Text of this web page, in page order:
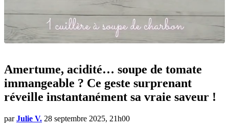
Amertume, acidité… soupe de tomate
immangeable ? Ce geste surprenant
réveille instantanément sa vraie saveur !
par Julie V. 28 septembre 2025, 21h00